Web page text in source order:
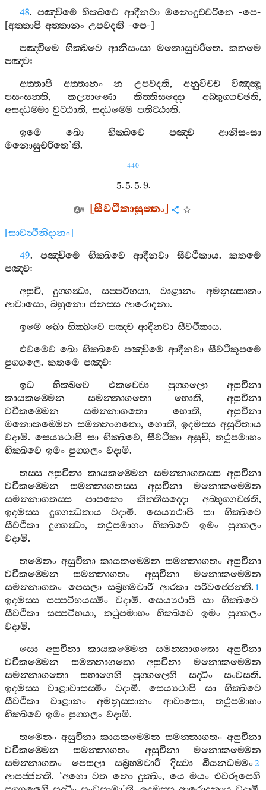
48. පඤ‍්චිමෙ භික‍්ඛවෙ ආදීනවා මනොදුච‍්චරිතෙ -පෙ-
[අත‍්තාපි අත‍්තානං උපවදති -පෙ-]
පඤ‍්චිමෙ භික‍්ඛවෙ ආනිසංසා මනොසුචරිතෙ. කතමෙ
පඤ‍්ච:
අත‍්තාපි
අත‍්තානං න උපවදති,අනුවිච‍්ච
විඤ‍්ඤූ
පසංසන‍්ති, කල්‍යාණො කිත‍්තිසද‍්දො අබ‍්භුග‍්ගච‍්ඡති,
අසද‍්ධම‍්මා වුට‍්ඨාති, සද‍්ධම‍්මෙ පතිට‍්ඨාති.
ඉමෙ
ඛො භික‍්ඛවෙ පඤ‍්ච
ආනිසංසා
මනොසුචරිතෙ’ති.
440
5. 5. 5. 9.
[සීවථිකාසුත‍්තං]
[සාවත්‍ථිනිදානං]
49.පඤ‍්චිමෙ භික‍්ඛවෙ ආදීනවා සීවථිකාය.කතමෙ
පඤ‍්ච:
අසුචි,දුග‍්ගන්‍ධා, සප‍්පටිභයා,වාළානං
අමනුස‍්සානං
ආවාසො, බහුනො ජනස‍්ස ආරොදනා.
ඉමෙ ඛො භික‍්ඛවෙ පඤ‍්ච ආදීනවා සීවථිකාය.
එවමෙව ඛො භික‍්ඛවෙ පඤ‍්චිමෙ ආදීනවා සීවථිකූපමෙ
පුග‍්ගලෙ. කතමෙ පඤ‍්ච:
ඉධ
භික‍්ඛවෙ එකච‍්චො පුග‍්ගලො
අසුචිනා
කායකම‍්මෙන
සමන‍්නාගතො හොති, අසුචිනා
වචීකම‍්මෙන
සමන‍්නාගතො හොති,අසුචිනා
මනොකම‍්මෙන සමන‍්නාගතො, හොති,ඉදමස‍්ස අසුචිතාය
වදාමි.සෙය්‍යථාපි සා භික‍්ඛවෙ,සීවථිකා අසුචි,තථූපමාහං
භික‍්ඛවෙ ඉමං පුග‍්ගලං වදාමි.
තස‍්ස අසුචිනා කායකම‍්මෙන සමන‍්නාගතස‍්ස අසුචිනා
වචීකම‍්මෙන
සමන‍්නාගතස‍්ස අසුචිනා
මනොකම‍්මෙන
සමන‍්නාගතස‍්ස
පාපකො කිත‍්තිසද‍්දො අබ‍්භුග‍්ගච‍්ඡති,
ඉදමස‍්ස
දුග‍්ගන්‍ධතාය වදාමි. සෙය්‍යථාපි සා
භික‍්ඛවෙ
සීවථිකා
දුග‍්ගන්‍ධා, තථූපමාහං භික‍්ඛවෙ ඉමං
පුග‍්ගලං
වදාමි.
තමෙනං අසුචිනා කායකම‍්මෙන සමන‍්නාගතං අසුචිනා
වචීකම‍්මෙන
සමන‍්නාගතං අසුචිනා
මනොකම‍්මෙන
සමන‍්නාගතං පෙසලා සබ්‍රහ‍්මචාරී ආරකා පරිවජ‍්ජෙන‍්ති. 1
ඉදමස‍්ස සප‍්පටිභයස‍්මිං වදාමි.සෙය්‍යථාපි සා
භික‍්ඛවෙ
සීවථිකා
සප‍්පටිභයා, තථූපමාහං භික‍්ඛවෙ ඉමං
පුග‍්ගලං
වදාමි.
සො
අසුචිනා කායකම‍්මෙන සමන‍්නාගතො
අසුචිනා
වචීකම‍්මෙන
සමන‍්නාගතො අසුචිනා
මනොකම‍්මෙන
සමන‍්නාගතො
සභාගෙහි පුග‍්ගලෙහි සද‍්ධිං සංවසති.
ඉදමස‍්ස
වාළාවාසස‍්මිං වදාමි.සෙය්‍යථාපි සා
භික‍්ඛවෙ
සීවථිකා
වාළානං අමනුස‍්සානං ආවාසො, තථූපමාහං
භික‍්ඛවෙ ඉමං පුග‍්ගලං වදාමි.
තමෙනං අසුචිනා කායකම‍්මෙන සමන‍්නාගතං අසුචිනා
වචීකම‍්මෙන
සමන‍්නාගතං අසුචිනා
මනොකම‍්මෙන
සමන‍්නාගතං
පෙසලා සබ්‍රහ‍්මචාරී දිස‍්වා ඛීයනධම‍්මං2
ආපජ‍්ජන‍්ති. ‘අහො වත නො දුක‍්ඛං, යෙ මයං එවරූපෙහි